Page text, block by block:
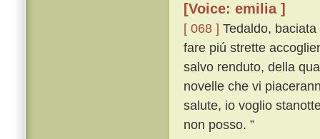
[Voice: emilia ]
[ 068 ] Tedaldo,
fare piú strette
salvo renduto, della
novelle che vi
salute, io voglio
non posso. ”